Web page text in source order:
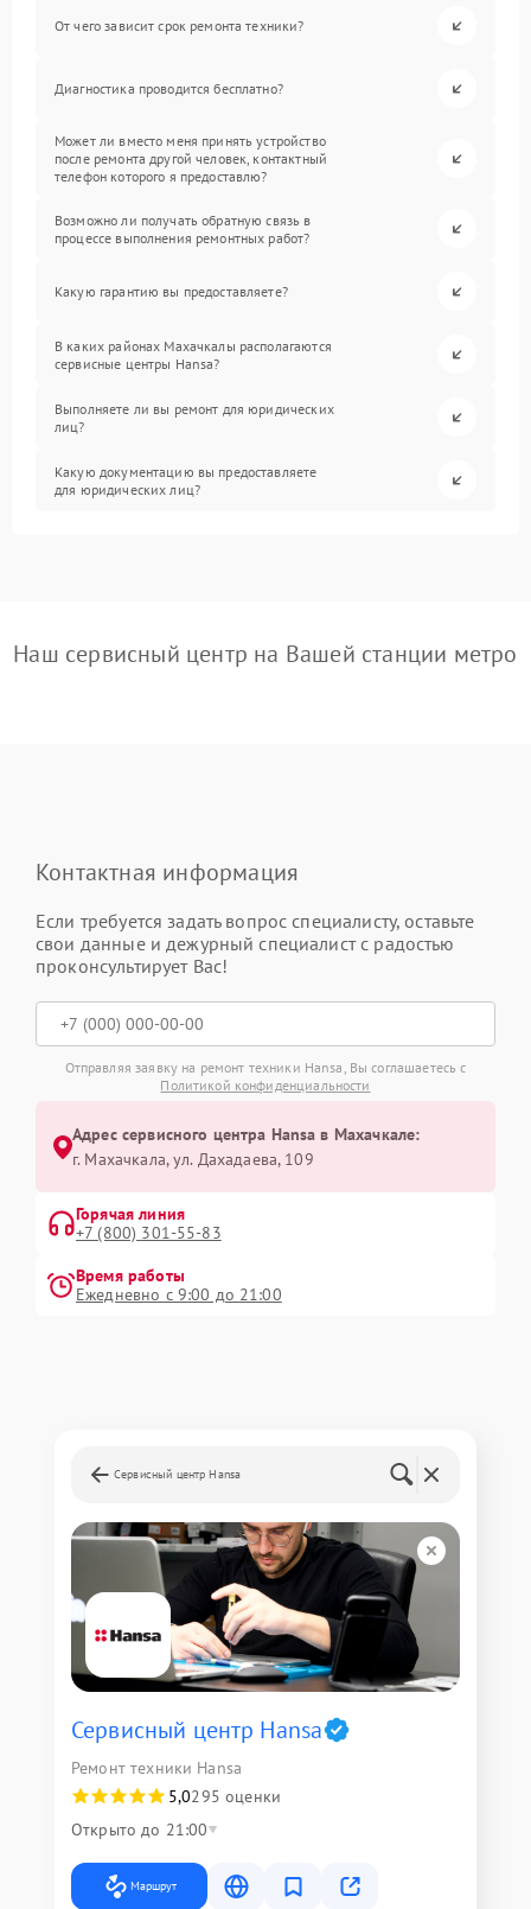
От чего зависит срок ремонта техники?
Диагностика проводится бесплатно?
Может ли вместо меня принять устройство
после ремонта другой человек, контактный
телефон которого я предоставлю?
Возможно ли получать обратную связь в
процессе выполнения ремонтных работ?
Какую гарантию вы предоставляете?
В каких районах Махачкалы располагаются
сервисные центры Hansa?
Выполняете ли вы ремонт для юридических
лиц?
Какую документацию вы предоставляете
для юридических лиц?
Наш сервисный центр на Вашей станции метро
Контактная информация
Если требуется задать вопрос специалисту, оставьте
свои данные и дежурный специалист с радостью
проконсультирует Вас!
Отправляя заявку на ремонт техники Hansa, Вы соглашаетесь с
Политикой конфиденциальности
Адрес сервисного центра Hansa в Махачкале:
г. Махачкала, ул. Дахадаева, 109
Горячая линия
+7 (800) 301-55-83
Время работы
Ежедневно с 9:00 до 21:00
Сервисный центр Hansa
Сервисный центр Hansa
Ремонт техники Hansa
5,0295 оценки
Открыто до 21:00
Маршрут